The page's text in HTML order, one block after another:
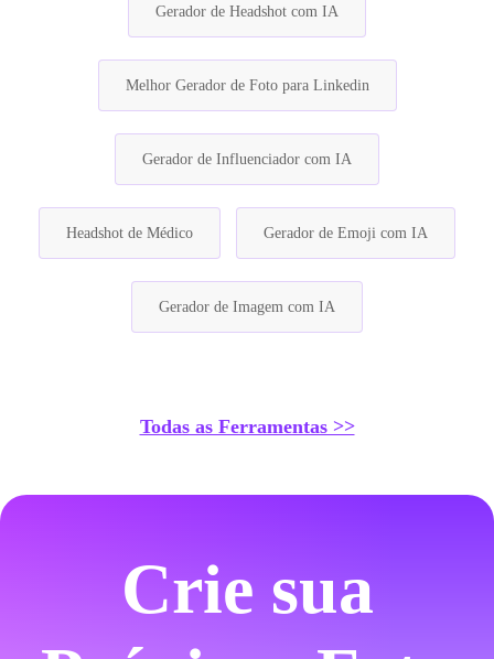
Gerador de Headshot com IA
Melhor Gerador de Foto para Linkedin
Gerador de Influenciador com IA
Headshot de Médico Gerador de Emoji com IA
Gerador de Imagem com IA
Todas as Ferramentas >>
Crie sua